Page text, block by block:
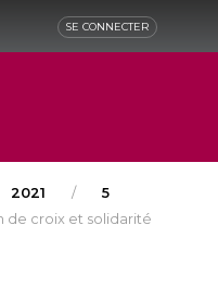
SE CONNECTER
2021
5
de croix et solidarité